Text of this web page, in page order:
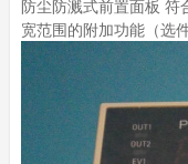
防尘防溅式前置面板 符
宽范围的附加功能（选